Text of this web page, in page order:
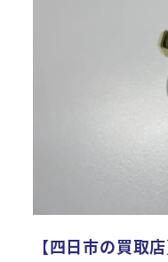
【四日市の買取